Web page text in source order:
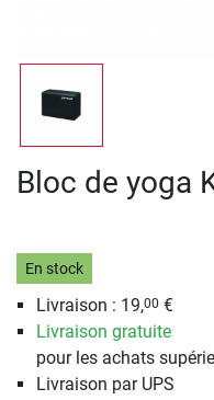
Bloc de yoga
En stock
Livraison : 19,00 €
Livraison gratuite
pour les achats
Livraison par UPS